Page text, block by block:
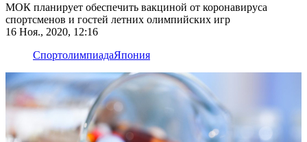
МОК планирует обеспечить вакциной от коронавируса
спортсменов и гостей летних олимпийских игр
16 Ноя., 2020, 12:16
СпортолимпиадаЯпония